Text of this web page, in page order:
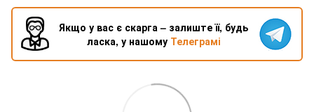
Якщо у вас є скарга – залиште її, будь
ласка, у нашому Телеграмі